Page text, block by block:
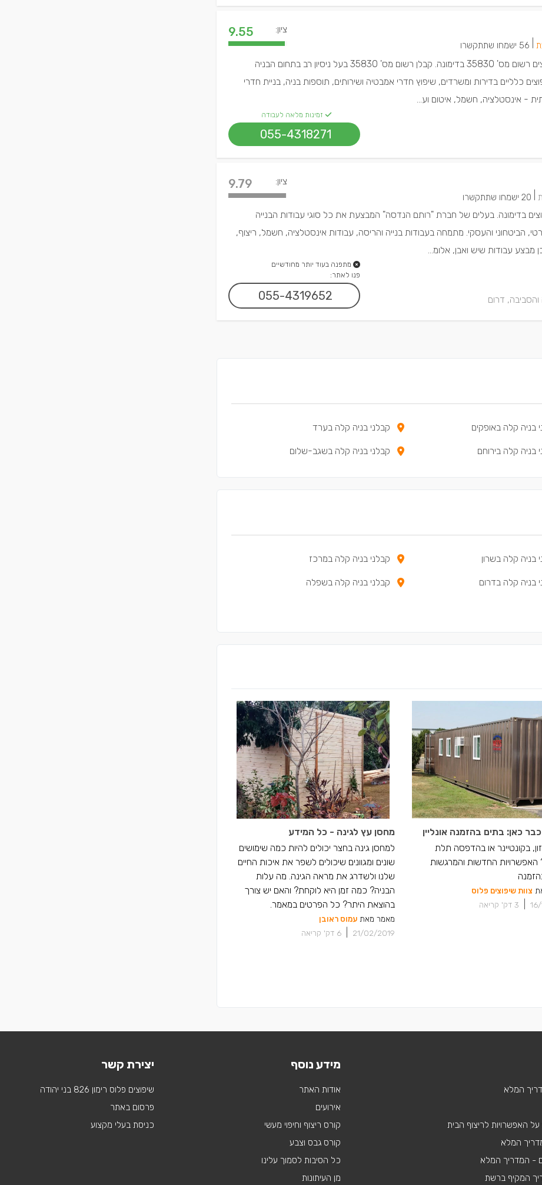
56 ישמחו שתתקשרו
ציון: 9.55
דודו סבג, קבלן שיפוצים רשום מס' 35830 בדימונה. קבלן רשום מס' 35830 בעל ניסיון רב בתחום הבניה
כלליים בדירות ומשרדים, שיפוץ חדרי אמבטיה ושירותים, תוספות בניה, בניית חדרי
- אינסטלציה, חשמל, איטום וע...
זמינות מלאה לעבודה
055-4318271
20 ישמחו שתתקשרו
ציון: 9.79
בדימונה. בעלים של חברת "רותם הנדסה" המבצעת את כל סוגי עבודות הבנייה
הביטחוני והעסקי. מתמחה בעבודות בנייה והריסה, עבודות אינסטלציה, חשמל, ריצוף,
מבצע עבודות שיש ואבן, אלומ...
דרום
מתפנה בעוד יותר מחודשיים
פנו לאתר:
055-4319652
בניה קלה באופקים קבלני בניה קלה בערד
בניה קלה בירוחם קבלני בניה קלה בשגב-שלום
בניה קלה בשרון קבלני בניה קלה במרכז
בניה קלה בדרום קבלני בניה קלה בשפלה
כאן: בתים בהזמנה אונליין
בקונטיינר או בהדפסה תלת
האפשרויות החדשות והמרגשות
צוות שיפוצים פלוס
3 דק' קריאה
מחסן עץ לגינה - כל המידע
למחסן גינה בחצר יכולים להיות כמה שימושים
שונים ומגוונים שיכולים לשפר את איכות החיים
שלנו ולשדרג את מראה הגינה. מה עלות
הבניה? כמה זמן היא לוקחת? והאם יש צורך
בהוצאת היתר? כל הפרטים במאמר.
מאמר מאת עמוס ראובן
21/02/2019
6 דק' קריאה
המלא
על האפשרויות לריצוף הבית
המלא
- המדריך המלא
המקיף ברשת
מידע נוסף
אודות האתר
אירועים
קורס ריצוף וחיפוי מעשי
קורס גבס וצבע
כל הסיבות לסמוך עלינו
מן העיתונות
יצירת קשר
שיפוצים פלוס רימון 826 בני יהודה
פרסום באתר
כניסת בעלי מקצוע